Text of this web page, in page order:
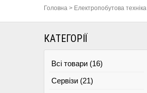
Головна > Електропобутова техніка
КАТЕГОРІЇ
Всі товари (16)
Сервізи (21)